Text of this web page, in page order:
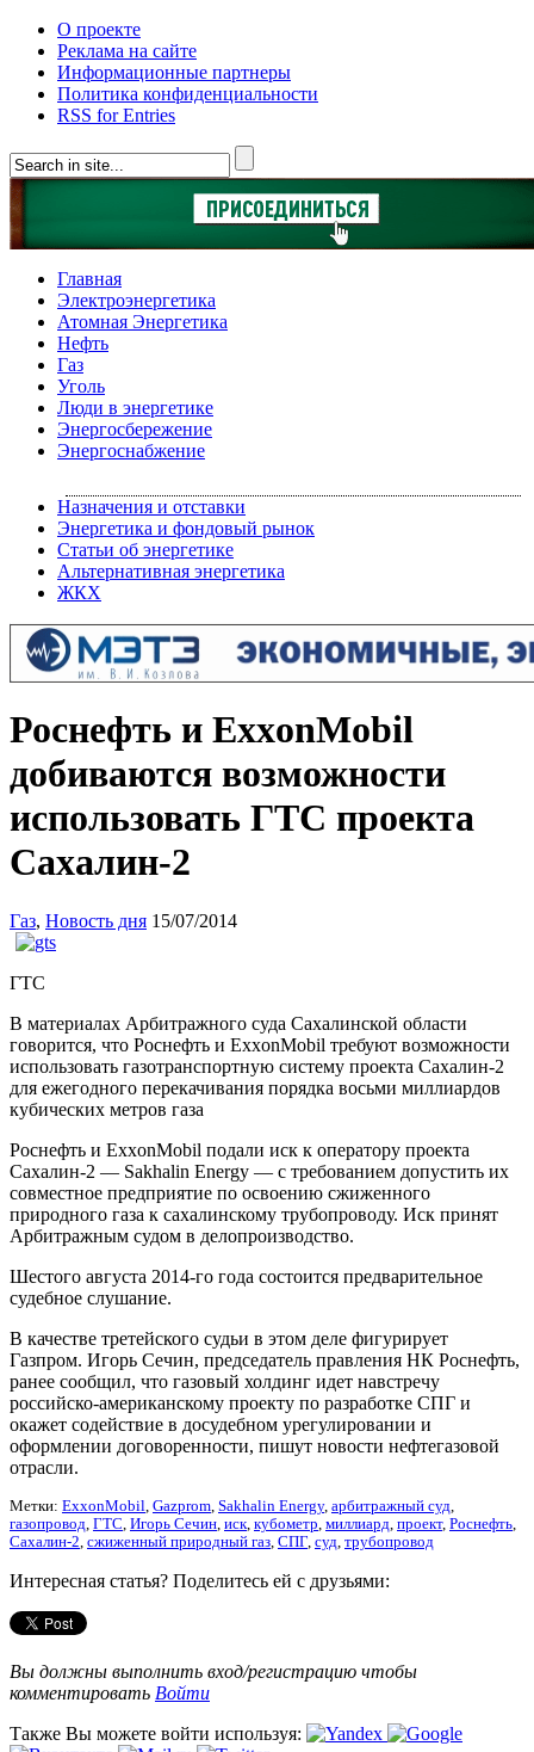
О проекте
Реклама на сайте
Информационные партнеры
Политика конфиденциальности
RSS for Entries
Главная
Электроэнергетика
Атомная Энергетика
Нефть
Газ
Уголь
Люди в энергетике
Энергосбережение
Энергоснабжение
Назначения и отставки
Энергетика и фондовый рынок
Статьи об энергетике
Альтернативная энергетика
ЖКХ
Роснефть и ExxonMobil
добиваются возможности
использовать ГТС проекта
Сахалин-2
Газ, Новость дня 15/07/2014
ГТС
В материалах Арбитражного суда Сахалинской области
говорится, что Роснефть и ExxonMobil требуют возможности
использовать газотранспортную систему проекта Сахалин-2
для ежегодного перекачивания порядка восьми миллиардов
кубических метров газа
Роснефть и ExxonMobil подали иск к оператору проекта
Сахалин-2 — Sakhalin Energy — с требованием допустить их
совместное предприятие по освоению сжиженного
природного газа к сахалинскому трубопроводу. Иск принят
Арбитражным судом в делопроизводство.
Шестого августа 2014-го года состоится предварительное
судебное слушание.
В качестве третейского судьи в этом деле фигурирует
Газпром. Игорь Сечин, председатель правления НК Роснефть,
ранее сообщил, что газовый холдинг идет навстречу
российско-американскому проекту по разработке СПГ и
окажет содействие в досудебном урегулировании и
оформлении договоренности, пишут новости нефтегазовой
отрасли.
Метки: ExxonMobil, Gazprom, Sakhalin Energy, арбитражный суд,
газопровод, ГТС, Игорь Сечин, иск, кубометр, миллиард, проект, Роснефть,
Сахалин-2, сжиженный природный газ, СПГ, суд, трубопровод
Интересная статья? Поделитесь ей с друзьями:
Вы должны выполнить вход/регистрацию чтобы
комментировать Войти
Также Вы можете войти используя: